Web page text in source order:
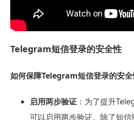
Telegram短信登录的安全性
如何保障Telegram短信登录的安
启用两步验证：为了提升
可以启用两步验证。除了短